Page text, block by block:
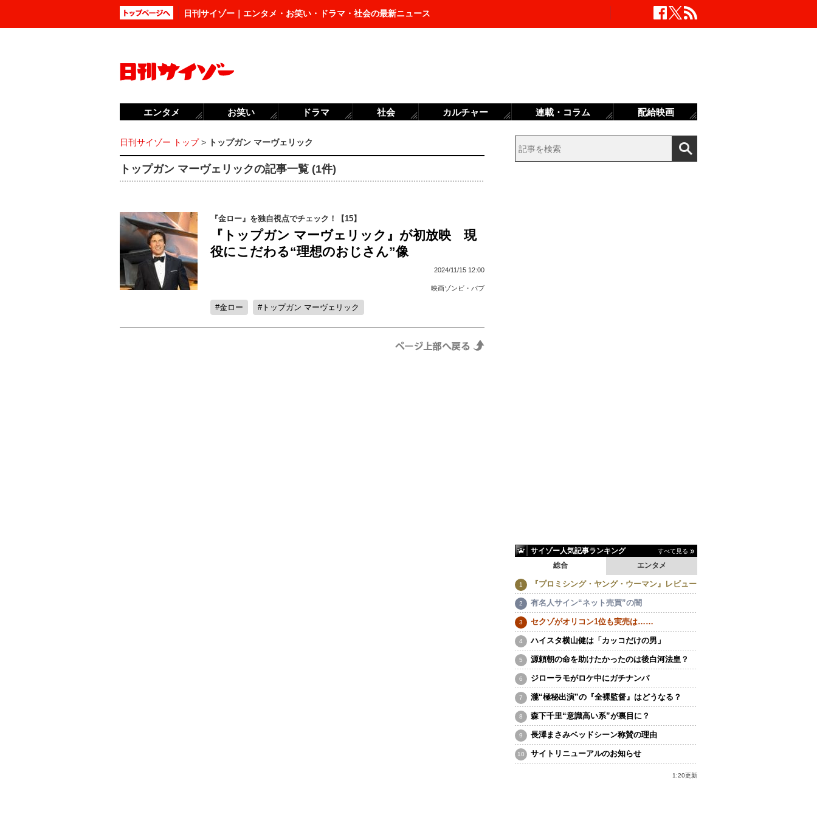
日刊サイゾー｜エンタメ・お笑い・ドラマ・社会の最新ニュース
日刊サイゾー トップ> トップガン マーヴェリック
トップガン マーヴェリックの記事一覧 (1件)
『金ロー』を独自視点でチェック！【15】
『トップガン マーヴェリック』が初放映 現
役にこだわる“理想のおじさん”像
2024/11/15 12:00
映画ゾンビ・バブ
金ロー トップガン マーヴェリック
サイゾー人気記事ランキング すべて見る
エンタメ
総合
『プロミシング・ヤング・ウーマン』レビュー
有名人サイン“ネット売買”の闇
セクゾがオリコン1位も実売は……
ハイスタ横山健は「カッコだけの男」
源頼朝の命を助けたかったのは後白河法皇？
ジローラモがロケ中にガチナンパ
瀧“極秘出演”の『全裸監督』はどうなる？
森下千里“意識高い系”が裏目に？
長澤まさみベッドシーン称賛の理由
サイトリニューアルのお知らせ
1:20更新
エンタメ お笑い ドラマ 社会 カルチャー 連載・コラム 配給映画